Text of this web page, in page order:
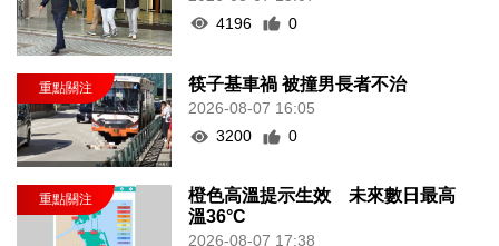
4196
0
筷子基車禍 被撞男長者不治
2026-08-07 16:05
3200
0
橙色高溫提示生效 未來數日最高
溫36°C
2026-08-07 17:38